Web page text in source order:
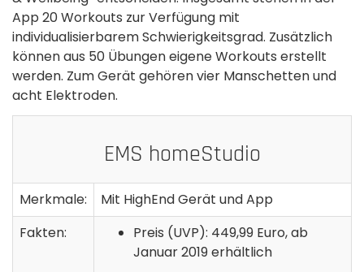
App 20 Workouts zur Verfügung mit
individualisierbarem Schwierigkeitsgrad. Zusätzlich
können aus 50 Übungen eigene Workouts erstellt
werden. Zum Gerät gehören vier Manschetten und
acht Elektroden.
EMS homeStudio
Merkmale:
Mit HighEnd Gerät und App
Fakten:
Preis (UVP): 449,99 Euro, ab
Januar 2019 erhältlich